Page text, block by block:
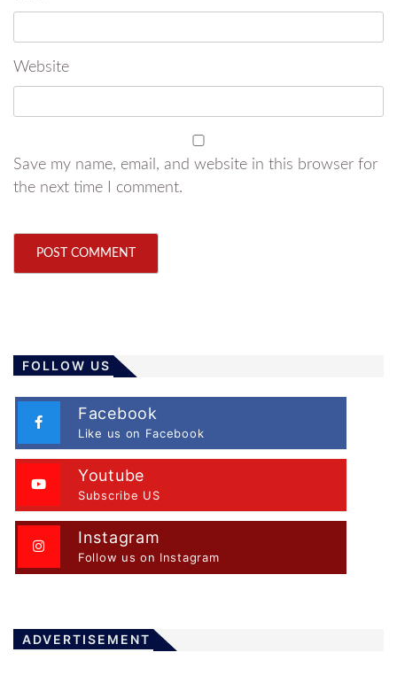
Website
Save my name, email, and website in this browser for
the next time I comment.
FOLLOW US
Facebook
Like us on Facebook
Youtube
Subscribe US
Instagram
Follow us on Instagram
ADVERTISEMENT